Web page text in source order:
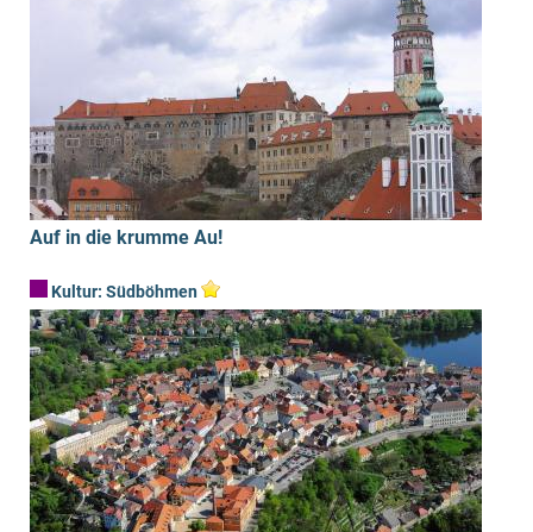
moldauabwär
ts entfaltet
facettenreich
sten...mehr ›
Auf in die krumme Au!
Kultur: Südböhmen